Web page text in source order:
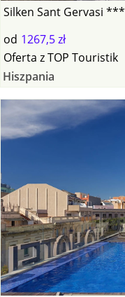
Silken Sant Gervasi ***
od 1267,5 zł
Oferta zTOP Touristik
Hiszpania